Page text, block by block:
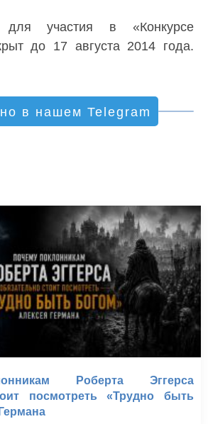
участия в «Конкурсе
до 17 августа 2014 года.
в нашем Telegram
Роберта Эггерса
посмотреть «Трудно быть